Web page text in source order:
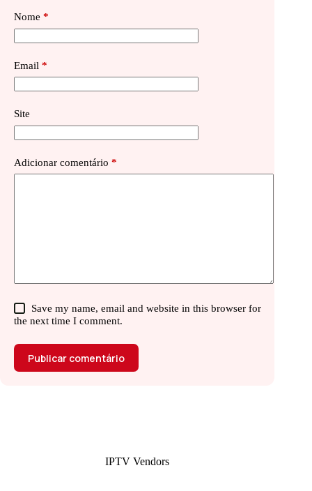
Nome *
Email *
Site
Adicionar comentário *
Save my name, email and website in this browser for
the next time I comment.
Publicar comentário
IPTV Vendors